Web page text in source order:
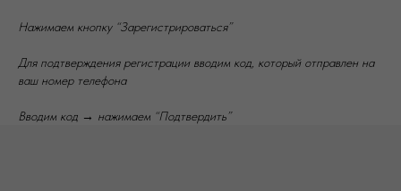
Нажимаем кнопку “Зарегистрироваться”
Для подтверждения регистрации вводим код, который отправлен на
ваш номер телефона
Вводим код → нажимаем “Подтвердить”